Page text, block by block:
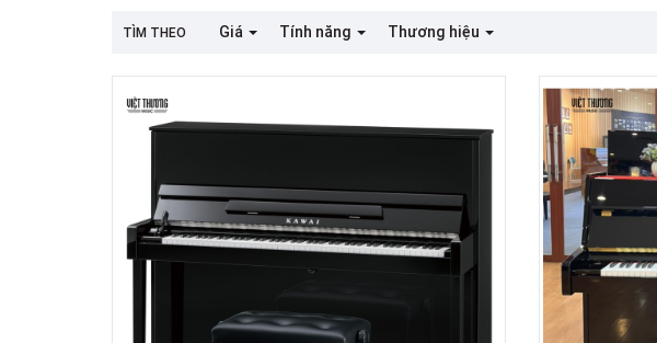
TÌM THEO Giá Tính năng Thương hiệu